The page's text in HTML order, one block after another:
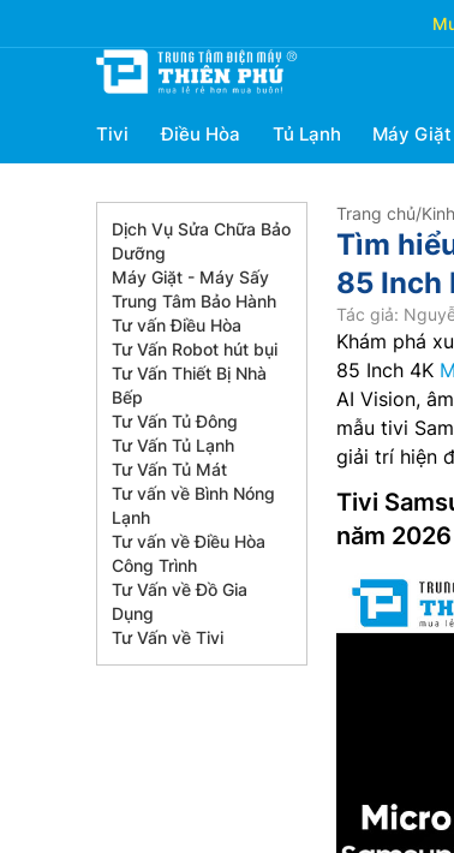
Tivi Điều Hòa Tủ Lạnh Máy Giặt
Dịch Vụ Sửa Chữa Bảo
Dưỡng
Máy Giặt - Máy Sấy
Trung Tâm Bảo Hành
Tư vấn Điều Hòa
Tư Vấn Robot hút bụi
Tư Vấn Thiết Bị Nhà
Bếp
Tư Vấn Tủ Đông
Tư Vấn Tủ Lạnh
Tư Vấn Tủ Mát
Tư vấn về Bình Nóng
Lạnh
Tư vấn về Điều Hòa
Công Trình
Tư Vấn về Đồ Gia
Dụng
Tư Vấn về Tivi
Trang chủ/
Tìm
85 Inch
Tác giả:
Khám phá
85 Inch 4K
AI Vision,
mẫu tivi
giải trí hiện
Tivi
năm 2026